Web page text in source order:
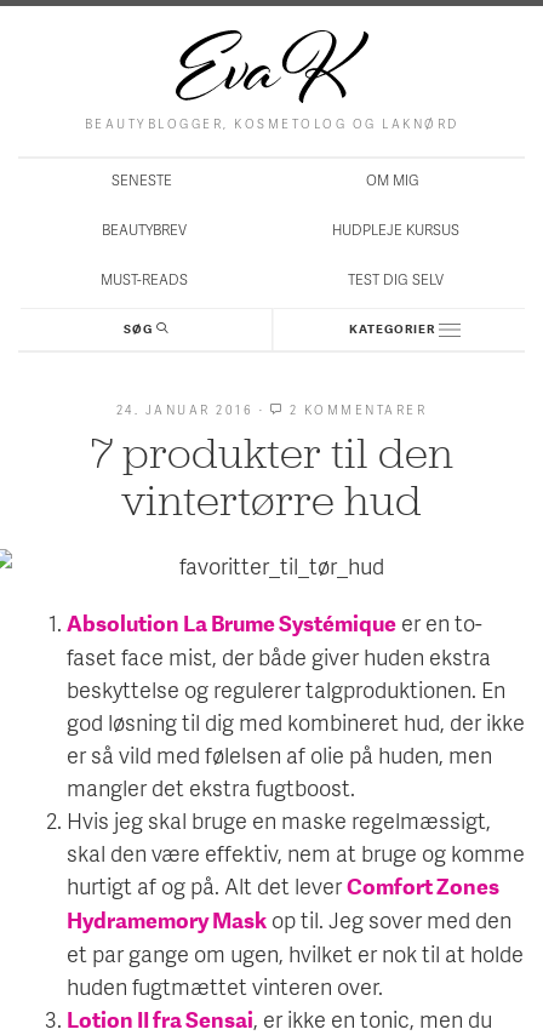
BEAUTYBLOGGER, KOSMETOLOG OG LAKNØRD
SENESTE OM MIG
BEAUTYBREV HUDPLEJE KURSUS
MUST-READS TEST DIG SELV
SØG KATEGORIER
24. JANUAR 2016 · 2 KOMMENTARER
PRODUKTER
TIL
7 produkter til den
vintertørre hud
Absolution La Brume Systémique er en to-
faset face mist, der både giver huden ekstra
beskyttelse og regulerer talgproduktionen. En
god løsning til dig med kombineret hud, der ikke
er så vild med følelsen af olie på huden, men
mangler det ekstra fugtboost.
Hvis jeg skal bruge en maske regelmæssigt,
skal den være effektiv, nem at bruge og komme
hurtigt af og på. Alt det leverComfort Zones
Hydramemory Mask op til. Jeg sover med den
et par gange om ugen, hvilket er nok til at holde
huden fugtmættet vinteren over.
Lotion II fra Sensai, er ikke en tonic, men du